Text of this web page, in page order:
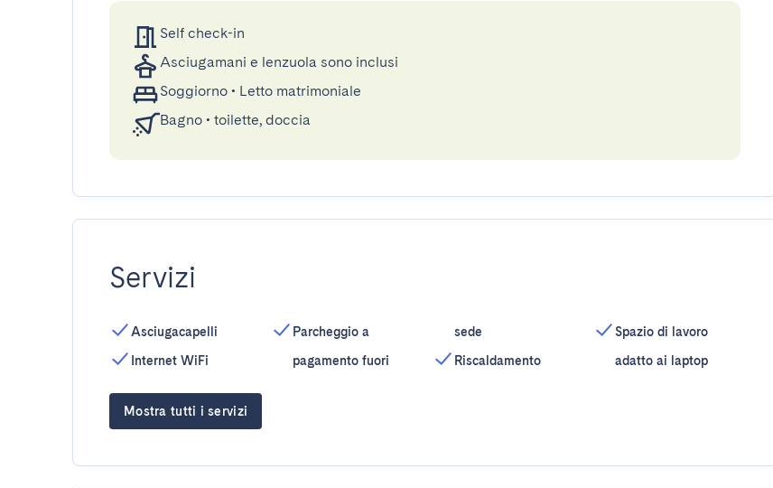
Self check-in
Asciugamani e lenzuola sono inclusi
Soggiorno • Letto matrimoniale
Bagno • toilette, doccia
Servizi
Asciugacapelli
Internet WiFi
Parcheggio a
pagamento fuori
sede
Riscaldamento
Spazio di lavoro
adatto ai laptop
Mostra tutti i servizi